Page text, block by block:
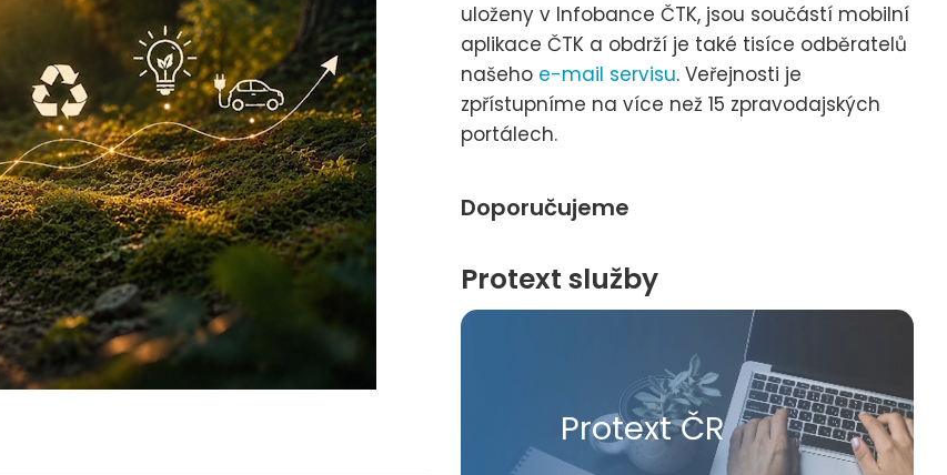
uloženy v Infobance ČTK, jsou součástí mobilní
aplikace ČTK a obdrží je také tisíce odběratelů
našeho e-mail servisu. Veřejnosti je
zpřístupníme na více než 15 zpravodajských
portálech.
Doporučujeme
Protext služby
Protext ČR